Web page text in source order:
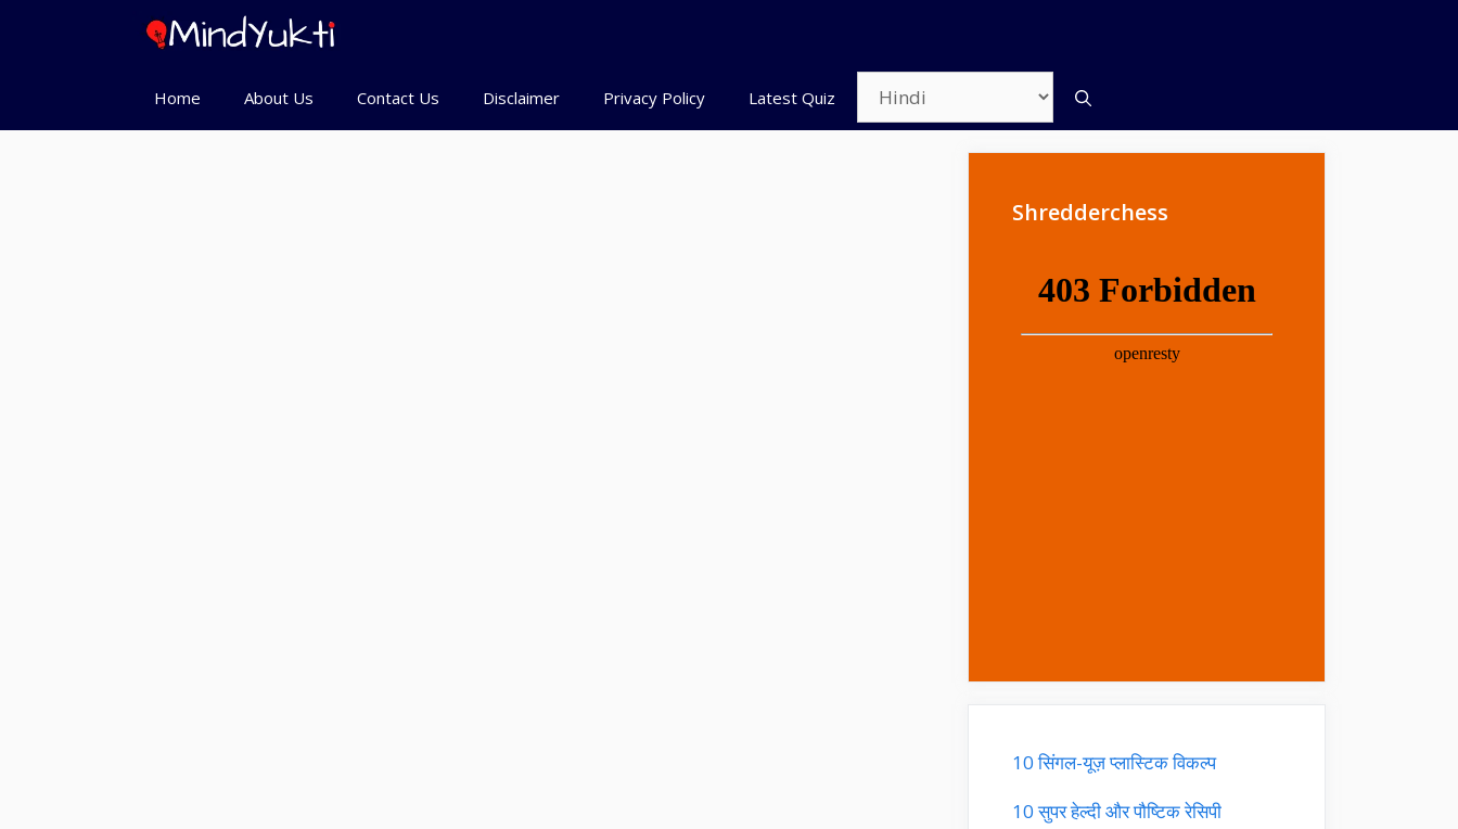
Home About Us Contact Us Disclaimer Privacy Policy Latest Quiz
Shredderchess
10 सिंगल-यूज़ प्लास्टिक विकल्प
10 सुपर हेल्दी और पौष्टिक रेसिपी